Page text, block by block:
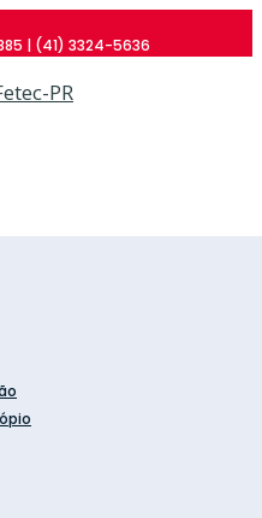
| (41) 3324-5636